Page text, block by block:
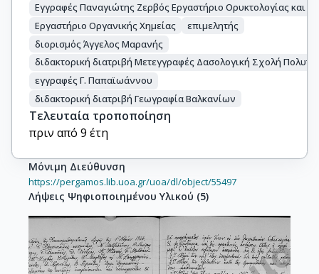
Εγγραφές Παναγιώτης Ζερβός Εργαστήριο Ορυκτολογίας και
Εργαστήριο Οργανικής Χημείας
επιμελητής
διορισμός Άγγελος Μαρανής
διδακτορική διατριβή Μετεγγραφές Δασολογική Σχολή
εγγραφές Γ. Παπαϊωάννου
διδακτορική διατριβή Γεωγραφία Βαλκανίων
Τελευταία τροποποίηση
πριν από 9 έτη
Μόνιμη Διεύθυνση
https://pergamos.lib.uoa.gr/uoa/dl/object/55497
Λήψεις Ψηφιοποιημένου Υλικού (5)